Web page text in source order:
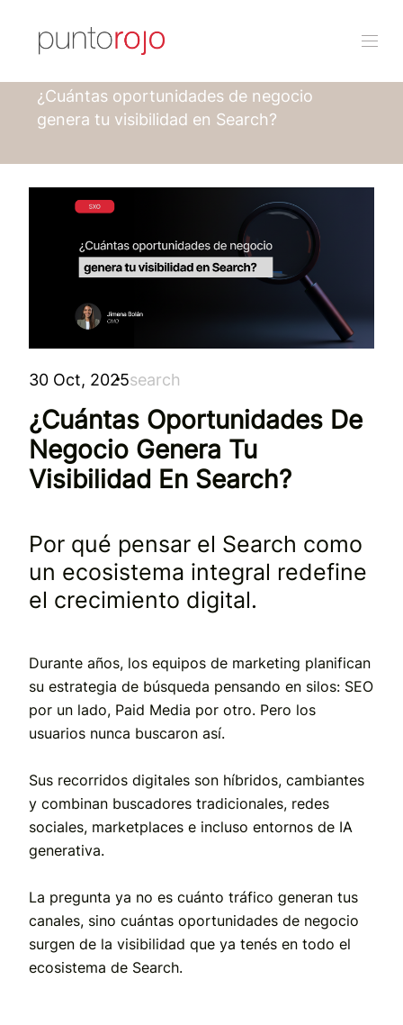
¿Cuántas oportunidades de negocio
genera tu visibilidad en Search?
30 Oct, 2025search
¿Cuántas Oportunidades De
Negocio Genera Tu
Visibilidad En Search?
Por qué pensar el Search como
un ecosistema integral redefine
el crecimiento digital.
Durante años, los equipos de marketing planifican
su estrategia de búsqueda pensando en silos: SEO
por un lado, Paid Media por otro. Pero los
usuarios nunca buscaron así.
Sus recorridos digitales son híbridos, cambiantes
y combinan buscadores tradicionales, redes
sociales, marketplaces e incluso entornos de IA
generativa.
La pregunta ya no es cuánto tráfico generan tus
canales, sino cuántas oportunidades de negocio
surgen de la visibilidad que ya tenés en todo el
ecosistema de Search.